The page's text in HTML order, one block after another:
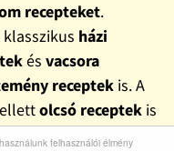
felhasználói élmény
recepteket.
házi
és vacsora
receptekis. A
olcsó receptekis
élmény, hanem